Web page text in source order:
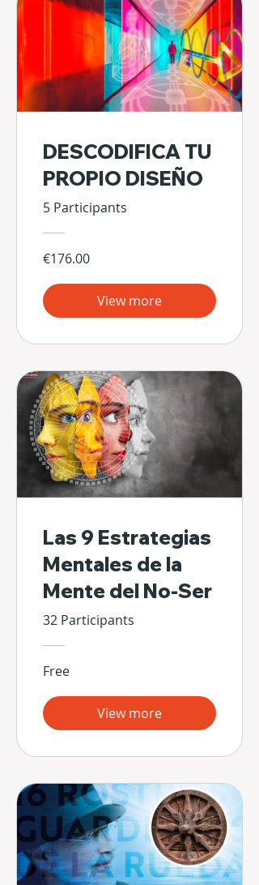
DESCODIFICA TU
PROPIO DISEÑO
5 Participants
€176.00
View more
Las 9 Estrategias
Mentales de la
Mente del No-Ser
32 Participants
Free
View more